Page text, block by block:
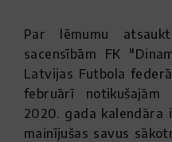
Par lēmumu
sacensībām FK
Latvijas Futbola
februārī
2020. gada kalendāra
mainījušas savus